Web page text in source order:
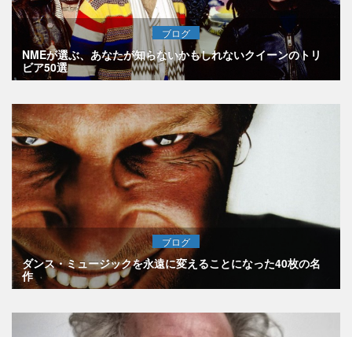
ブログ
NMEが選ぶ、あなたが知らないかもしれないクイーンのトリ
ビア50選
ブログ
ダンス・ミュージックを永遠に変えることになった40枚の名
作